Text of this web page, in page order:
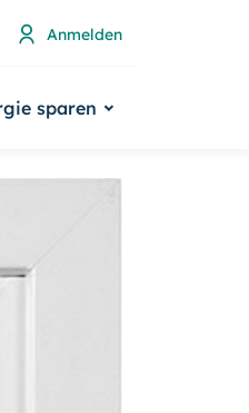
Anmelden
sparen